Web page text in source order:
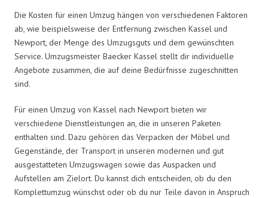
Die Kosten für einen Umzug hängen von verschiedenen Faktoren
ab, wie beispielsweise der Entfernung zwischen Kassel und
Newport, der Menge des Umzugsguts und dem gewünschten
Service. Umzugsmeister Baecker Kassel stellt dir individuelle
Angebote zusammen, die auf deine Bedürfnisse zugeschnitten
sind.
Für einen Umzug von Kassel nach Newport bieten wir
verschiedene Dienstleistungen an, die in unseren Paketen
enthalten sind. Dazu gehören das Verpacken der Möbel und
Gegenstände, der Transport in unseren modernen und gut
ausgestatteten Umzugswagen sowie das Auspacken und
Aufstellen am Zielort. Du kannst dich entscheiden, ob du den
Komplettumzug wünschst oder ob du nur Teile davon in Anspruch